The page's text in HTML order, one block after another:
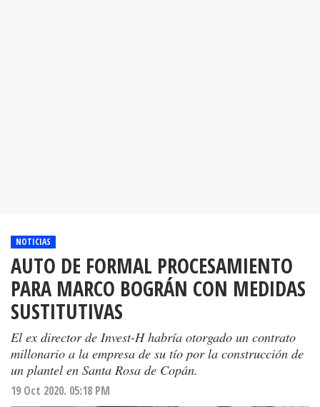
NOTICIAS
AUTO DE FORMAL PROCESAMIENTO
PARA MARCO BOGRÁN CON MEDIDAS
SUSTITUTIVAS
El ex director de Invest-H habría otorgado un contrato
millonario a la empresa de su tío por la construcción de
un plantel en Santa Rosa de Copán.
19 Oct 2020. 05:18 PM